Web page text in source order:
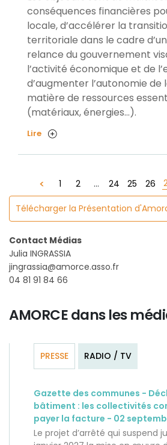
conséquences financières
locale, d’accélérer la
territoriale dans le cadre
relance du gouvernement
l’activité économique et de
d’augmenter l’autonomie de
matière de ressources
(matériaux, énergies…).
Lire
1 2 ... 24 25 26
Télécharger la Présentation
Contact Médias
Julia INGRASSIA
jingrassia@amorce.asso.fr
04 81 91 84 66
AMORCE dans les
PRESSE RADIO / TV
Gazette des communes -
bâtiment : les collectivités
payer la facture - 02
Le projet d’arrêté qui suspend